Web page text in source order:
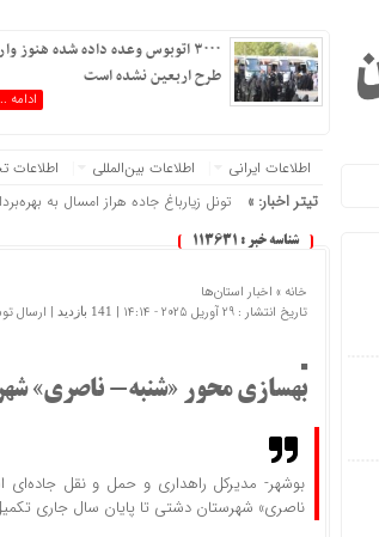
۳۰۰۰ اتوبوس وعده داده شده هنوز
طرح اربعین نشده است
ادامه
اطلاعات‌ ‎ایرانی اطلاعات بین‌المللی اطلاعات
تیتر اخبار: » تونل زیارباغ جاده هراز امسال به
شناسه خبر : 113631
خانه » اخبار استان‌ها
تاریخ انتشار : 29 آوریل 2025 - 14:14 |
141 بازدید | ارسال
بهسازی محور «شنبه- ناصری»
بوشهر- مدیرکل راهداری و حمل و نقل جاده‌ای
ناصری» شهرستان دشتی تا پایان سال جاری